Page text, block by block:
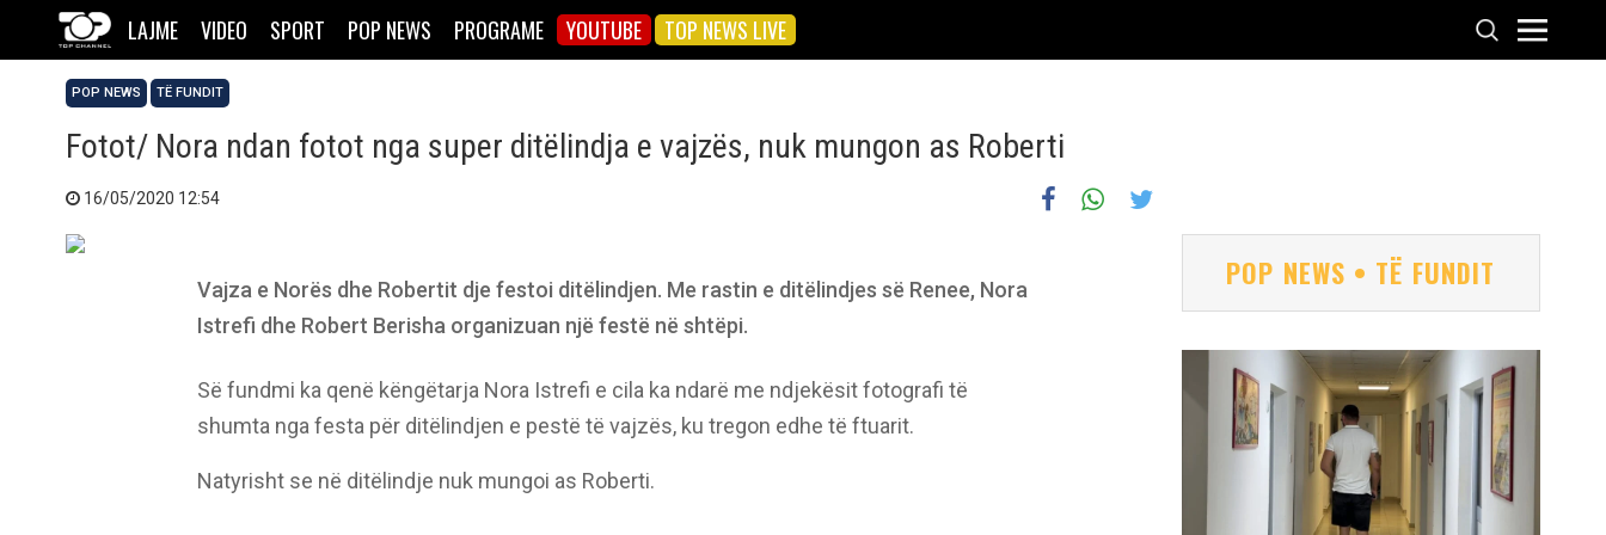
LAJME VIDEO SPORT POP NEWS PROGRAME YOUTUBE TOP NEWS LIVE
POP NEWS TË FUNDIT
Fotot/ Nora ndan fotot nga super ditëlindja e vajzës, nuk mungon as Roberti
16/05/2020 12:54
Vajza e Norës dhe Robertit dje festoi ditëlindjen. Me rastin e ditëlindjes së Renee, Nora
Istrefi dhe Robert Berisha organizuan një festë në shtëpi.
Së fundmi ka qenë këngëtarja Nora Istrefi e cila ka ndarë me ndjekësit fotografi të
shumta nga festa për ditëlindjen e pestë të vajzës, ku tregon edhe të ftuarit.
Natyrisht se në ditëlindje nuk mungoi as Roberti.
POP NEWS • TË FUNDIT